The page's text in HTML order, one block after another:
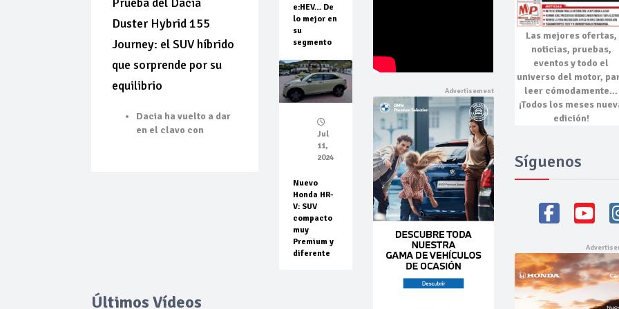
Duster Hybrid 155
Journey: el SUV híbrido
que sorprende por su
equilibrio
Dacia ha vuelto a dar
en el clavo con
e:HEV… De
lo mejor en
su
segmento
Jul
11,
2024
Nuevo
Honda HR-
V: SUV
compacto
muy
Premium y
diferente
Últimos Vídeos
Las mejores ofertas,
noticias, pruebas,
eventosy todo el
universo del motor,
leer cómodamente…
¡Todos los meses
edición!
Síguenos